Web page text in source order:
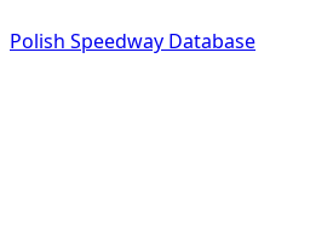
Polish Speedway Database